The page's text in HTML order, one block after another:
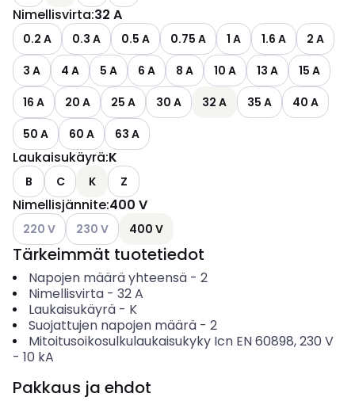
Nimellisvirta:32 A
0.2 A 0.3 A 0.5 A 0.75 A 1 A 1.6 A
2 A
3 A
4 A 5 A 6 A 8 A 10 A 13 A
15 A
16 A
20 A 25 A 30 A 32 A 35 A
40 A
50 A
60 A 63 A
Laukaisukäyrä:K
B C K Z
Nimellisjännite:400 V
Katso käytettävissä olevat vaihtoehdot
220 V Katso käytettävissä olevat vaihtoehdot
230 V 400 V
Tärkeimmät tuotetiedot
Napojen määrä yhteensä- 2
Nimellisvirta- 32A
Laukaisukäyrä- K
Suojattujen napojen määrä- 2
Mitoitusoikosulkulaukaisukyky Icn EN 60898, 230 V
- 10 kA
Pakkaus ja ehdot